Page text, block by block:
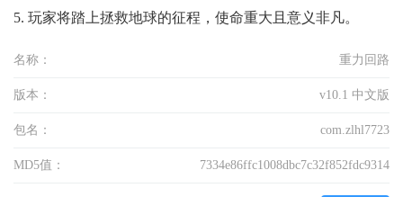
5. 玩家将踏上拯救地球的征程，使命重大且意义非凡。
名称： 重力回路
版本： v10.1 中文版
包名： com.zlhl7723
MD5值： 7334e86ffc1008dbc7c32f852fdc9314